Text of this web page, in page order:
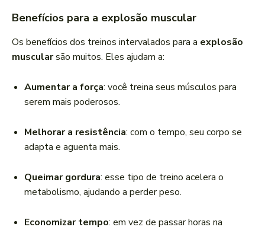
Benefícios para a explosão muscular
Os benefícios dos treinos intervalados para a explosão
muscularsão muitos. Eles ajudam a:
Aumentar a força: você treina seus músculos para
serem mais poderosos.
Melhorar a resistência: com o tempo, seu corpo se
adapta e aguenta mais.
Queimar gordura: esse tipo de treino acelera o
metabolismo, ajudando a perder peso.
Economizar tempo: em vez de passar horas na